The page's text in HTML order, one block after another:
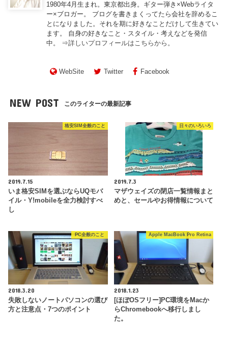
1980年4月生まれ。東京都出身。ギター弾き×Webライタ
ー×ブロガー。 ブログを書きまくってたら会社を辞めるこ
とになりました。それを期に好きなことだけして生きてい
ます。 自身の好きなこと・スタイル・考えなどを発信
中。 ⇒詳しいプロフィールはこちらから。
WebSite Twitter Facebook
NEW POST このライターの最新記事
格安SIM全般のこと
2019.7.15
いま格安SIMを選ぶならUQモバ
イル・Y!mobileを全力検討すべ
し
日々のいろいろ
2019.7.3
マザウェイズの閉店一覧情報まと
めと、セールやお得情報について
PC全般のこと
2018.3.20
失敗しないノートパソコンの選び
方と注意点・7つのポイント
Apple MacBook Pro Retina
2018.1.23
[ほぼOSフリー]PC環境をMacか
らChromebookへ移行しまし
た。